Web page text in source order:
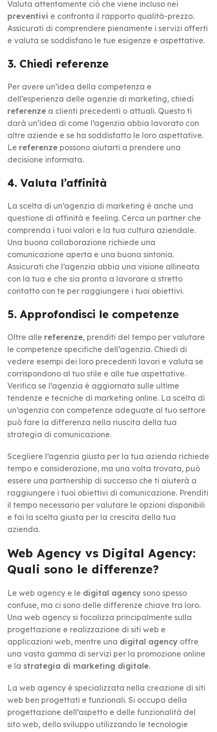
Valuta attentamente ciò che viene incluso nei
preventivi e confronta il rapporto qualità-prezzo.
Assicurati di comprendere pienamente i servizi offerti
e valuta se soddisfano le tue esigenze e aspettative.
3. Chiedi referenze
Per avere un’idea della competenza e
dell’esperienza delle agenzie di marketing, chiedi
referenze a clienti precedenti o attuali. Questo ti
darà un’idea di come l’agenzia abbia lavorato con
altre aziende e se ha soddisfatto le loro aspettative.
Le referenze possono aiutarti a prendere una
decisione informata.
4. Valuta l’affinità
La scelta di un’agenzia di marketing è anche una
questione di affinità e feeling. Cerca un partner che
comprenda i tuoi valori e la tua cultura aziendale.
Una buona collaborazione richiede una
comunicazione aperta e una buona sintonia.
Assicurati che l’agenzia abbia una visione allineata
con la tua e che sia pronta a lavorare a stretto
contatto con te per raggiungere i tuoi obiettivi.
5. Approfondisci le competenze
Oltre alle referenze, prenditi del tempo per valutare
le competenze specifiche dell’agenzia. Chiedi di
vedere esempi dei loro precedenti lavori e valuta se
corrispondono al tuo stile e alle tue aspettative.
Verifica se l’agenzia è aggiornata sulle ultime
tendenze e tecniche di marketing online. La scelta di
un’agenzia con competenze adeguate al tuo settore
può fare la differenza nella riuscita della tua
strategia di comunicazione.
Scegliere l’agenzia giusta per la tua azienda richiede
tempo e considerazione, ma una volta trovata, può
essere una partnership di successo che ti aiuterà a
raggiungere i tuoi obiettivi di comunicazione. Prenditi
il tempo necessario per valutare le opzioni disponibili
e fai la scelta giusta per la crescita della tua
azienda.
Web Agency vs Digital Agency:
Quali sono le differenze?
Le web agency e le digital agency sono spesso
confuse, ma ci sono delle differenze chiave tra loro.
Una web agency si focalizza principalmente sulla
progettazione e realizzazione di siti web e
applicazioni web, mentre una digital agency offre
una vasta gamma di servizi per la promozione online
e la strategia di marketing digitale.
La web agency è specializzata nella creazione di siti
web ben progettati e funzionali. Si occupa della
progettazione dell’aspetto e delle funzionalità del
sito web, dello sviluppo utilizzando le tecnologie